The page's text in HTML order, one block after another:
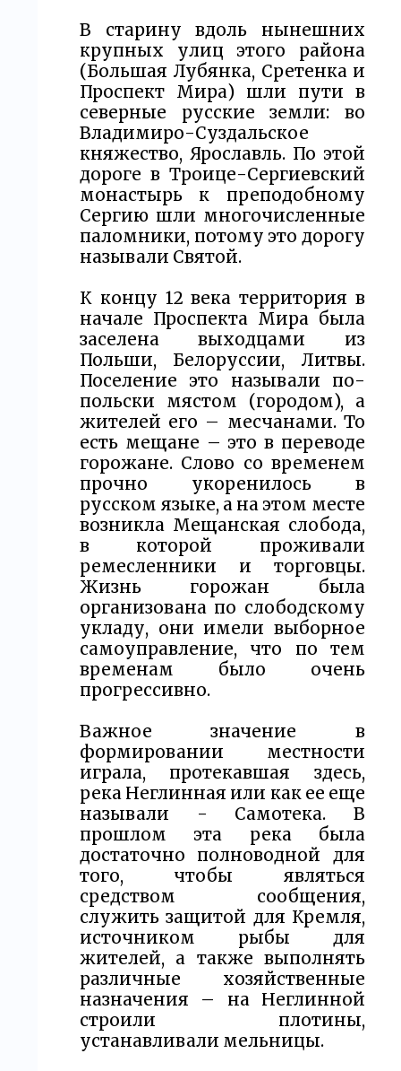
В старину вдоль нынешних
крупных улиц этого района
(Большая Лубянка, Сретенка и
Проспект Мира) шли пути в
северные русские земли: во
Владимиро-Суздальское
княжество, Ярославль. По этой
дороге в Троице-Сергиевский
монастырь к преподобному
Сергию шли многочисленные
паломники, потому это дорогу
называли Святой.
К концу 12 века территория в
начале Проспекта Мира была
заселена выходцами из
Польши, Белоруссии, Литвы.
Поселение это называли по-
польски мястом (городом), а
жителей его – месчанами. То
есть мещане – это в переводе
горожане. Слово со временем
прочно укоренилось в
русском языке, а на этом месте
возникла Мещанская слобода,
в которой проживали
ремесленники и торговцы.
Жизнь горожан была
организована по слободскому
укладу, они имели выборное
самоуправление, что по тем
временам было очень
прогрессивно.
Важное значение в
формировании местности
играла, протекавшая здесь,
река Неглинная или как ее еще
называли - Самотека. В
прошлом эта река была
достаточно полноводной для
того, чтобы являться
средством сообщения,
служить защитой для Кремля,
источником рыбы для
жителей, а также выполнять
различные хозяйственные
назначения – на Неглинной
строили плотины,
устанавливали мельницы.